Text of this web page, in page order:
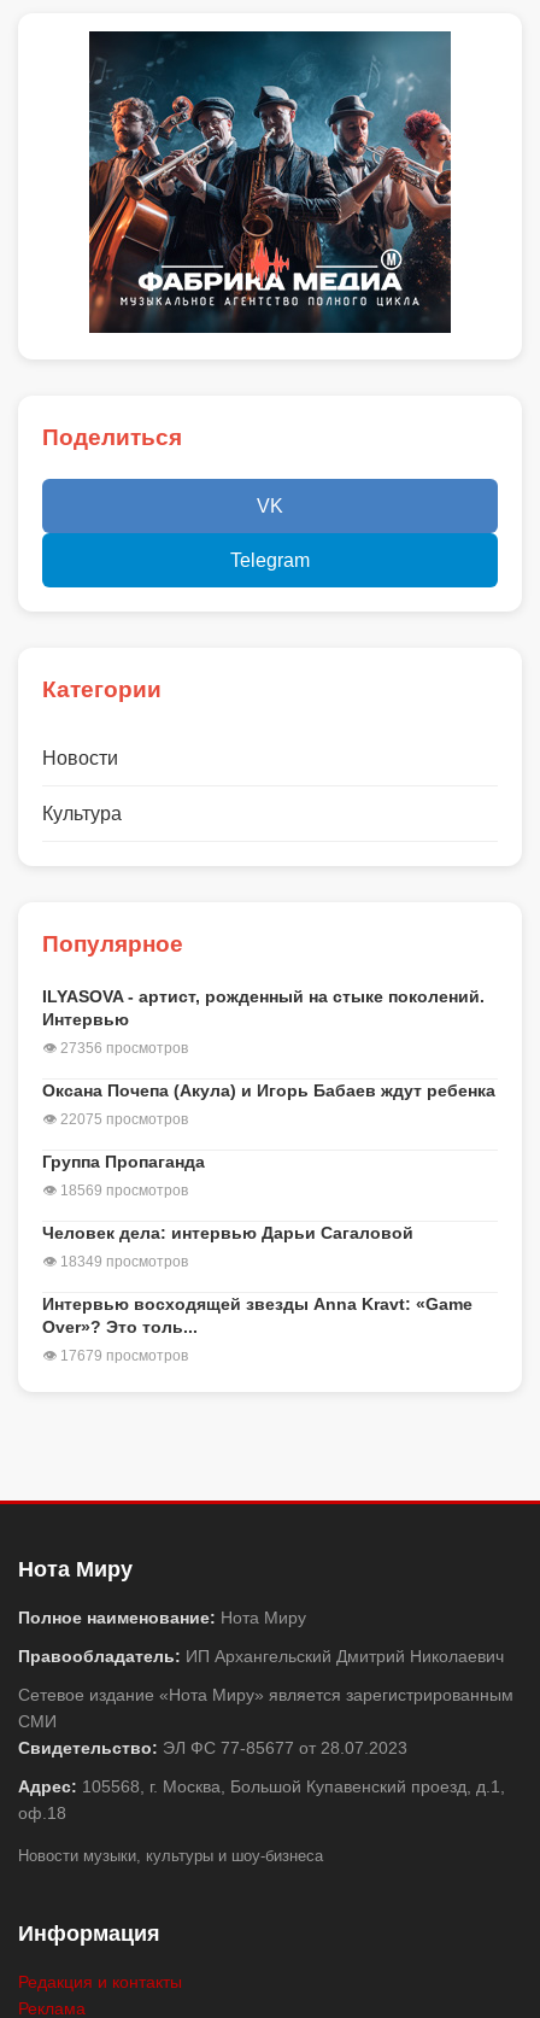
Поделиться
VK
Telegram
Категории
Новости
Культура
Популярное
ILYASOVA - артист, рожденный на стыке поколений.
Интервью
👁 27356 просмотров
Оксана Почепа (Акула) и Игорь Бабаев ждут ребенка
👁 22075 просмотров
Группа Пропаганда
👁 18569 просмотров
Человек дела: интервью Дарьи Сагаловой
👁 18349 просмотров
Интервью восходящей звезды Anna Kravt: «Game
Over»? Это толь...
👁 17679 просмотров
Нота Миру
Полное наименование: Нота Миру
Правообладатель: ИП Архангельский Дмитрий Николаевич
Сетевое издание «Нота Миру» является зарегистрированным
СМИ
Свидетельство: ЭЛ ФС 77-85677 от 28.07.2023
Адрес: 105568, г. Москва, Большой Купавенский проезд, д.1,
оф.18
Новости музыки, культуры и шоу-бизнеса
Информация
Редакция и контакты
Реклама